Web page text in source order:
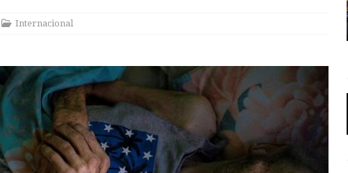
Internacional